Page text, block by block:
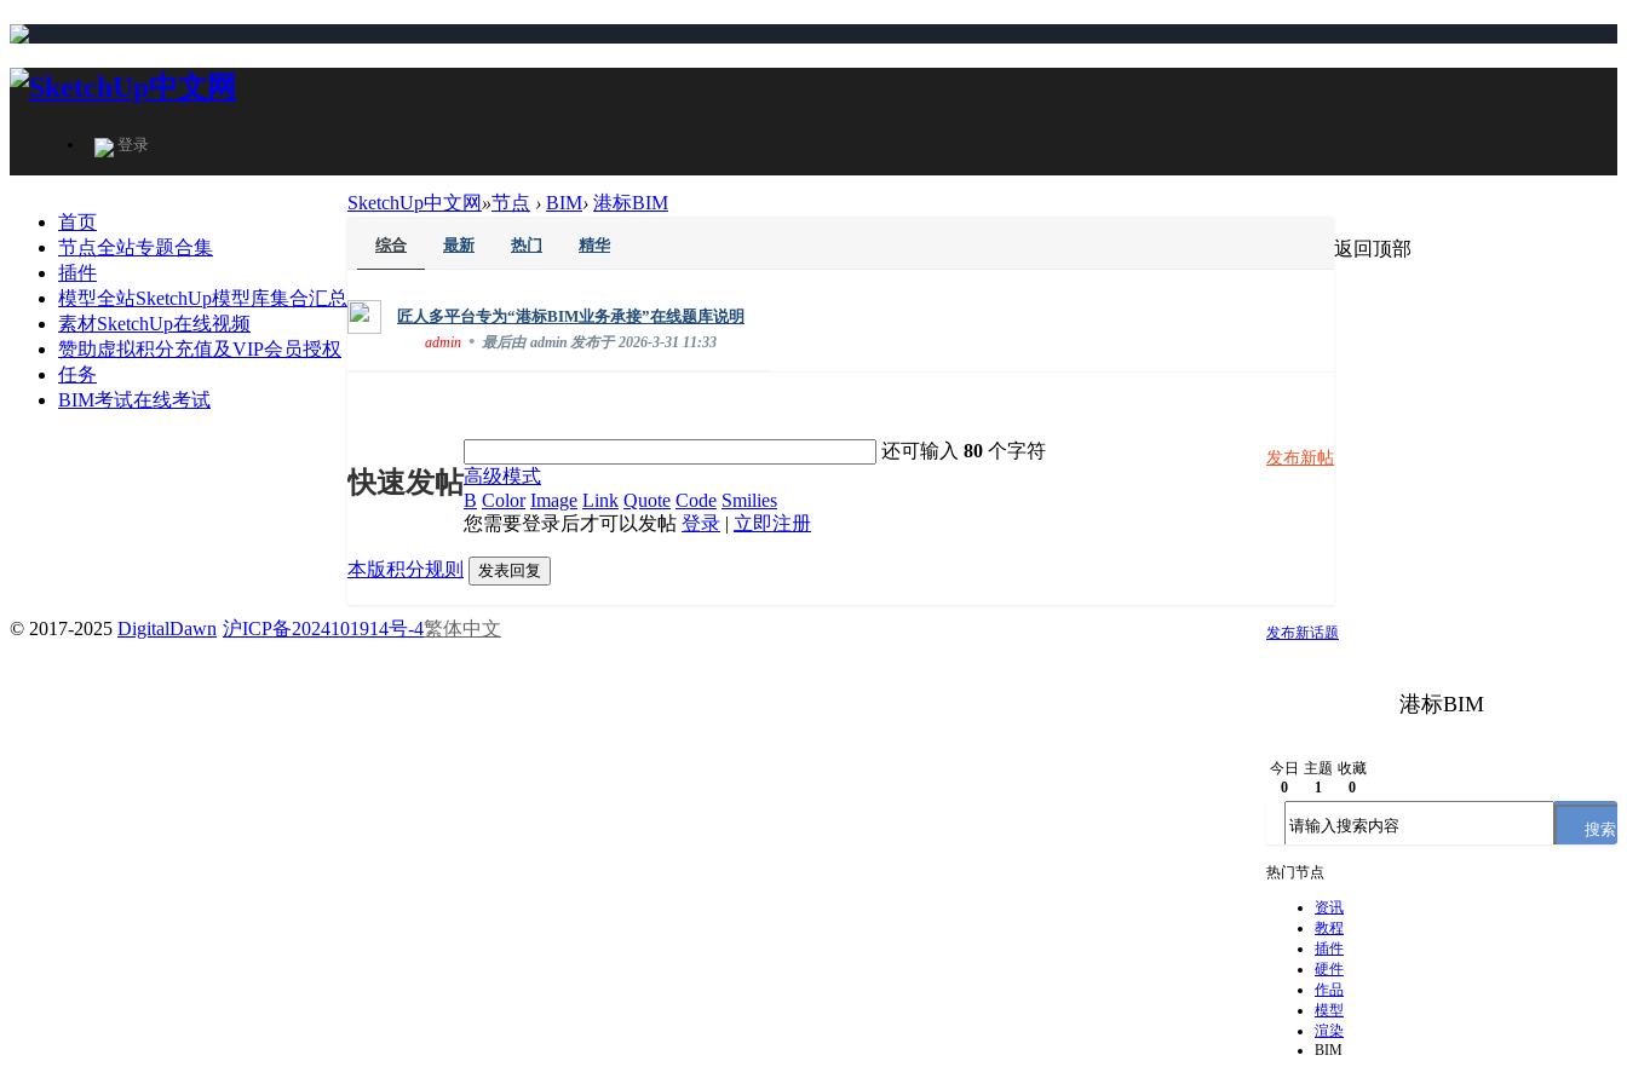
登录
首页
节点全站专题合集
插件
模型全站SketchUp模型库集合汇总
素材SketchUp在线视频
赞助虚拟积分充值及VIP会员授权
任务
BIM考试在线考试
SketchUp中文网 »节点 › BIM› 港标BIM
综合 最新 热门 精华
匠人多平台专为“港标BIM业务承接”在线题库说明
admin • 最后由 admin 发布于 2026-3-31 11:33
快速发帖
发布新帖
还可输入80 个字符
高级模式
B Color Image Link Quote Code Smilies
您需要登录后才可以发帖 登录 | 立即注册
本版积分规则 发表回复
发布新话题
港标BIM
今日
0
主题
1
收藏
0
搜索
热门节点
资讯
教程
插件
硬件
作品
模型
渲染
BIM
© 2017-2025 DigitalDawn 沪ICP备2024101914号-4繁体中文
返回顶部